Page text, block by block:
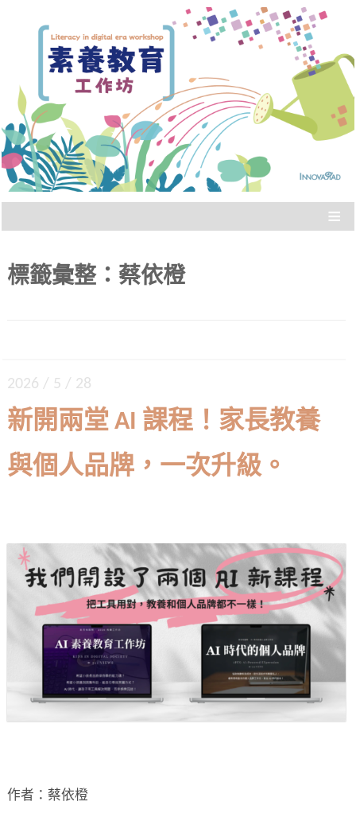
素養教育工作坊
Literacy in digital era workshop
≡
標籤彙整： 蔡依橙
2026 / 5 / 28
新開兩堂 AI 課程！家長教養
與個人品牌，一次升級。
作者：蔡依橙